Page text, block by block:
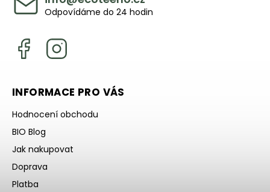
Odpovídáme do 24 hodin
INFORMACE PRO VÁS
Hodnocení obchodu
BIO Blog
Jak nakupovat
Doprava
Platba